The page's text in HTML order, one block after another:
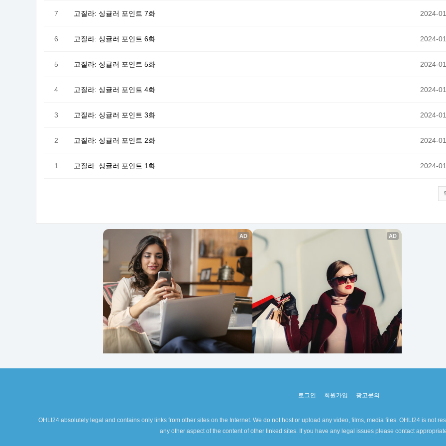
7 고질라: 싱귤러 포인트 7화 2024-
6 고질라: 싱귤러 포인트 6화 2024-
5 고질라: 싱귤러 포인트 5화 2024-
4 고질라: 싱귤러 포인트 4화 2024-
3 고질라: 싱귤러 포인트 3화 2024-
2 고질라: 싱귤러 포인트 2화 2024-
1 고질라: 싱귤러 포인트 1화 2024-
로그인 회원가입 광고문의
OHLI24 absolutely legal and contains only links from other sites on the Internet. We do not host or upload any video, films, media files. OHLI24 is not
any other aspect of the content of other linked sites. If you have any legal issues please contact